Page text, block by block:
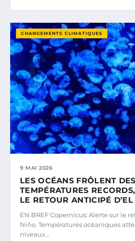
CHANGEMENTS CLIMATIQUES
9 MAI 2026
LES OCÉANS FRÔLENT DES
TEMPÉRATURES
LE RETOUR ANTICIPÉ
EN BREF Copernicus: Alerte sur le
Niño. Températures océaniques
niveaux…